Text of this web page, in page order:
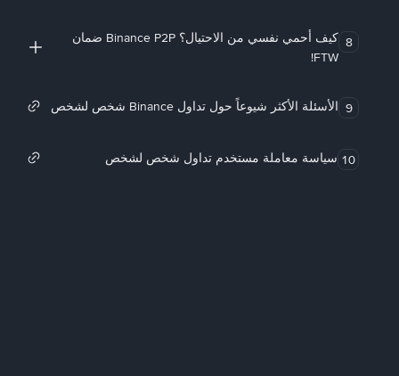
8
كيف أحمي نفسي من الاحتيال؟ Binance P2P ضمان
FTW!
9 الأسئلة الأكثر شيوعاً حول تداول Binance شخص لشخص
10 سياسة معاملة مستخدم تداول شخص لشخص